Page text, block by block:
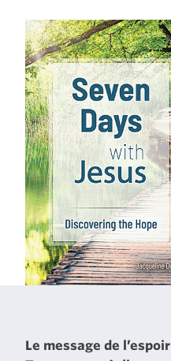
Le message de l’espoir